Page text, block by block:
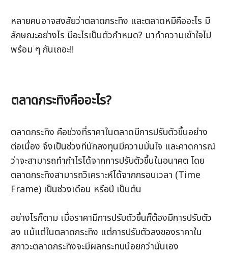
หลายคนอาจสงสัยว่าตลาดกระทิง และตลาดหมีคืออะไร มี
ลักษณะอย่างไร มีอะไรเป็นตัวกำหนด? มาทำความเข้าใจไป
พร้อม ๆ กันเถอะ!!
ตลาดกระทิงคืออะไร?
ตลาดกระทิง คือช่วงที่ราคาในตลาดมีการปรับตัวขึ้นอย่าง
ต่อเนื่อง จึงเป็นช่วงทีนักลงทุนมีความมั่นใจ และคาดการณ์
ว่าจะสามารถทำกำไรได้จากการปรับตัวขึ้นในอนาคต โดย
ตลาดกระทิงสามารถวิเคราะห์ได้จากกรอบเวลา (Time
Frame) เป็นช่วงเดือน หรือปี เป็นต้น
อย่างไรก็ตาม เมื่อราคามีการปรับตัวขึ้นก็ต้องมีการปรับตัว
ลง แม้แต่ในตลาดกระทิง แต่การปรับตัวลงของราคาใน
สภาวะตลาดกระทิงจะมีผลกระทบน้อยกว่านั่นเอง